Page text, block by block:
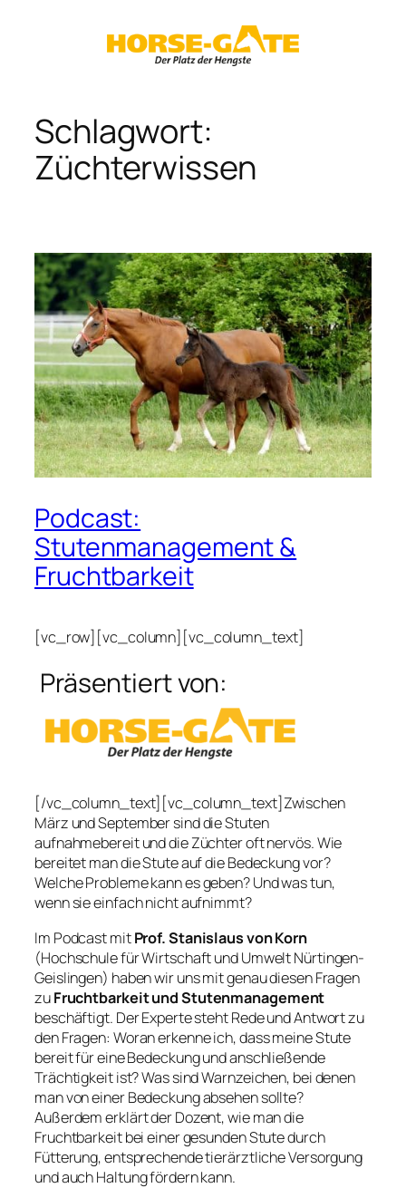
Schlagwort:
Züchterwissen
Podcast:
Stutenmanagement &
Fruchtbarkeit
[vc_row][vc_column][vc_column_text]
Präsentiert von:
[/vc_column_text][vc_column_text]Zwischen
März und September sind die Stuten
aufnahmebereit und die Züchter oft nervös. Wie
bereitet man die Stute auf die Bedeckung vor?
Welche Probleme kann es geben? Und was tun,
wenn sie einfach nicht aufnimmt?
Im Podcast mitProf. Stanislaus von Korn
(Hochschule für Wirtschaft und Umwelt Nürtingen-
Geislingen) haben wir uns mit genau diesen Fragen
zuFruchtbarkeit und Stutenmanagement
beschäftigt. Der Experte steht Rede und Antwort zu
den Fragen: Woran erkenne ich, dass meine Stute
bereit für eine Bedeckung und anschließende
Trächtigkeit ist? Was sind Warnzeichen, bei denen
man von einer Bedeckung absehen sollte?
Außerdem erklärt der Dozent, wie man die
Fruchtbarkeit bei einer gesunden Stute durch
Fütterung, entsprechende tierärztliche Versorgung
und auch Haltung fördern kann.